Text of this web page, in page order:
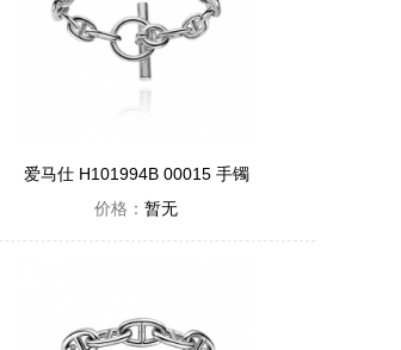
爱马仕 H101994B 00015 手镯
价格： 暂无